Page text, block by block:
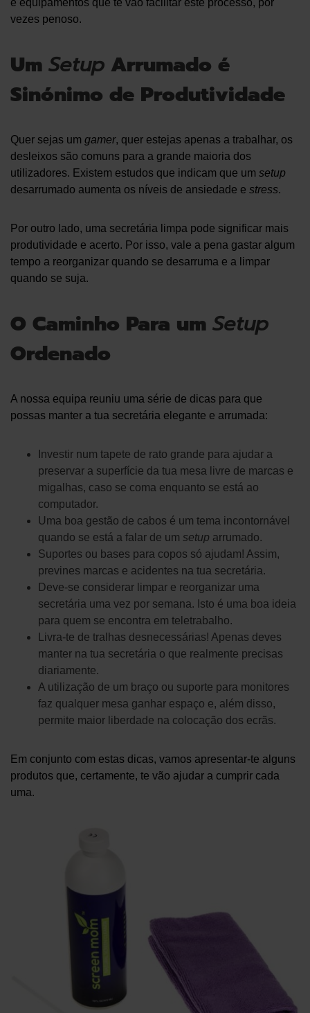
e equipamentos que te vão facilitar este processo, por
vezes penoso.
Um Setup Arrumado é
Sinónimo de Produtividade
Quer sejas um gamer, quer estejas apenas a trabalhar, os
desleixos são comuns para a grande maioria dos
utilizadores. Existem estudos que indicam que um setup
desarrumado aumenta os níveis de ansiedade e stress.
Por outro lado, uma secretária limpa pode significar mais
produtividade e acerto. Por isso, vale a pena gastar algum
tempo a reorganizar quando se desarruma e a limpar
quando se suja.
O Caminho Para um Setup
Ordenado
A nossa equipa reuniu uma série de dicas para que
possas manter a tua secretária elegante e arrumada:
Investir num tapete de rato grande para ajudar a
preservar a superfície da tua mesa livre de marcas e
migalhas, caso se coma enquanto se está ao
computador.
Uma boa gestão de cabos é um tema incontornável
quando se está a falar de um setup arrumado.
Suportes ou bases para copos só ajudam! Assim,
prevines marcas e acidentes na tua secretária.
Deve-se considerar limpar e reorganizar uma
secretária uma vez por semana. Isto é uma boa ideia
para quem se encontra em teletrabalho.
Livra-te de tralhas desnecessárias! Apenas deves
manter na tua secretária o que realmente precisas
diariamente.
A utilização de um braço ou suporte para monitores
faz qualquer mesa ganhar espaço e, além disso,
permite maior liberdade na colocação dos ecrãs.
Em conjunto com estas dicas, vamos apresentar-te alguns
produtos que, certamente, te vão ajudar a cumprir cada
uma.